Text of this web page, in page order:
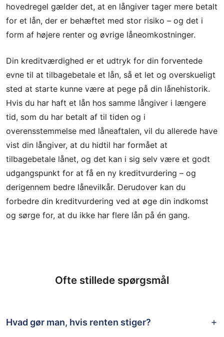
hovedregel gælder det, at en långiver tager mere betalt
for et lån, der er behæftet med stor risiko – og det i
form af højere renter og øvrige låneomkostninger.
Din kreditværdighed er et udtryk for din forventede
evne til at tilbagebetale et lån, så et let og overskueligt
sted at starte kunne være at pege på din lånehistorik.
Hvis du har haft et lån hos samme långiver i længere
tid, som du har betalt af til tiden og i
overensstemmelse med låneaftalen, vil du allerede have
vist din långiver, at du hidtil har formået at
tilbagebetale lånet, og det kan i sig selv være et godt
udgangspunkt for at få en ny kreditvurdering – og
derigennem bedre lånevilkår. Derudover kan du
forbedre din kreditvurdering ved at øge din indkomst
og sørge for, at du ikke har flere lån på én gang.
Ofte stillede spørgsmål
Hvad gør man, hvis renten stiger?